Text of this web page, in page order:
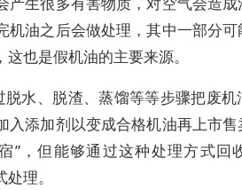
机油之后会做处理，其中一部分
也是假机油的主要来源。
水、脱渣、蒸馏等等步骤把废
入添加剂以变成合格机油再上市
”，但能够通过这种处理方式回
理。